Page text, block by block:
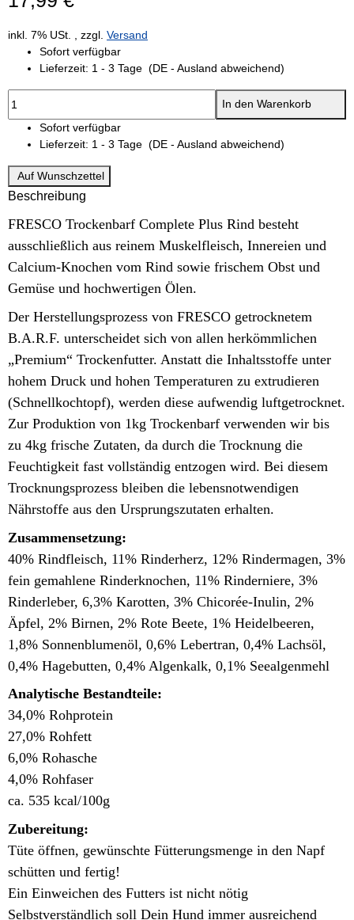
inkl. 7% USt. , zzgl. Versand
Sofort verfügbar
Lieferzeit: 1 - 3 Tage (DE - Ausland abweichend)
In den Warenkorb
Sofort verfügbar
Lieferzeit: 1 - 3 Tage (DE - Ausland abweichend)
Auf Wunschzettel
Beschreibung
FRESCO Trockenbarf Complete Plus Rind besteht
ausschließlich aus reinem Muskelfleisch, Innereien und
Calcium-Knochen vom Rind sowie frischem Obst und
Gemüse und hochwertigen Ölen.
Der Herstellungsprozess von FRESCO getrocknetem
B.A.R.F. unterscheidet sich von allen herkömmlichen
„Premium“ Trockenfutter. Anstatt die Inhaltsstoffe unter
hohem Druck und hohen Temperaturen zu extrudieren
(Schnellkochtopf), werden diese aufwendig luftgetrocknet.
Zur Produktion von 1kg Trockenbarf verwenden wir bis
zu 4kg frische Zutaten, da durch die Trocknung die
Feuchtigkeit fast vollständig entzogen wird. Bei diesem
Trocknungsprozess bleiben die lebensnotwendigen
Nährstoffe aus den Ursprungszutaten erhalten.
Zusammensetzung:
40% Rindfleisch, 11% Rinderherz, 12% Rindermagen, 3%
fein gemahlene Rinderknochen, 11% Rinderniere, 3%
Rinderleber, 6,3% Karotten, 3% Chicorée-Inulin, 2%
Äpfel, 2% Birnen, 2% Rote Beete, 1% Heidelbeeren,
1,8% Sonnenblumenöl, 0,6% Lebertran, 0,4% Lachsöl,
0,4% Hagebutten, 0,4% Algenkalk, 0,1% Seealgenmehl
Analytische Bestandteile:
34,0% Rohprotein
27,0% Rohfett
6,0% Rohasche
4,0% Rohfaser
ca. 535 kcal/100g
Zubereitung:
Tüte öffnen, gewünschte Fütterungsmenge in den Napf
schütten und fertig!
Ein Einweichen des Futters ist nicht nötig
Selbstverständlich soll Dein Hund immer ausreichend